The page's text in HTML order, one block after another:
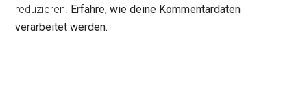
reduzieren. Erfahre, wie deine Kommentardaten
verarbeitet werden.